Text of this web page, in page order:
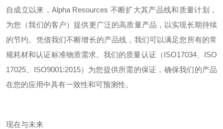
自成立以来， Alpha Resources 不断扩大其产品线和质量计划，
为您（我们的客户）提供更广泛的高质量产品，以实现长期持续
的节约。凭借我们不断增长的产品线，我们可以满足您所有的常
规耗材和认证标准物质需求。我们的质量认证（ISO17034、 ISO
17025
ISO9001:2015）为您提供所需的保证，确保我们的产品
在您的应用中具有一致性和可预测性。
现在与未来